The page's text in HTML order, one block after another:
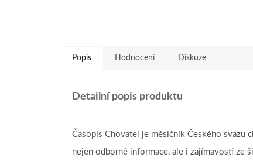
Popis Hodnocení Diskuze
Detailní popis produktu
Časopis Chovatel je měsíčník Českého svazu
nejen odborné informace, ale i zajímavosti ze